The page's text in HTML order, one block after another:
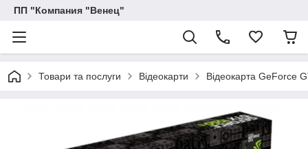
ПП "Компания "Венец"
Товари та послуги Відеокарти Відеокарта GeForce